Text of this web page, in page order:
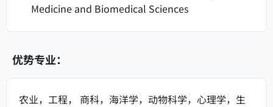
Medicine and Biomedical Sciences
优势专业：
农业，工程， 商科，海洋学，动物科学，心理学，生